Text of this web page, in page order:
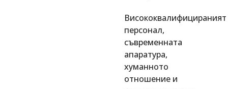
Висококвалифицираният
персонал,
съвременната
апаратура,
хуманното
отношение и